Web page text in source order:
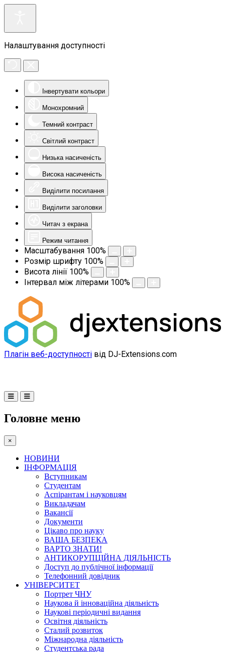
Налаштування доступності
Інвертувати кольори
Монохромний
Темний контраст
Світлий контраст
Низька насиченість
Висока насиченість
Виділити посилання
Виділити заголовки
Читач з екрана
Режим читання
Масштабування 100%
Розмір шрифту 100%
Висота лінії 100%
Інтервал між літерами 100%
Плагін веб-доступності від DJ-Extensions.com
Головне меню
×
НОВИНИ
ІНФОРМАЦІЯ
Вступникам
Студентам
Аспірантам і науковцям
Викладачам
Вакансії
Документи
Цікаво про науку
ВАША БЕЗПЕКА
ВАРТО ЗНАТИ!
АНТИКОРУПЦІЙНА ДІЯЛЬНІСТЬ
Доступ до публічної інформації
Телефонний довідник
УНІВЕРСИТЕТ
Портрет ЧНУ
Наукова й інноваційна діяльність
Наукові періодичні видання
Освітня діяльність
Сталий розвиток
Міжнародна діяльність
Студентська рада